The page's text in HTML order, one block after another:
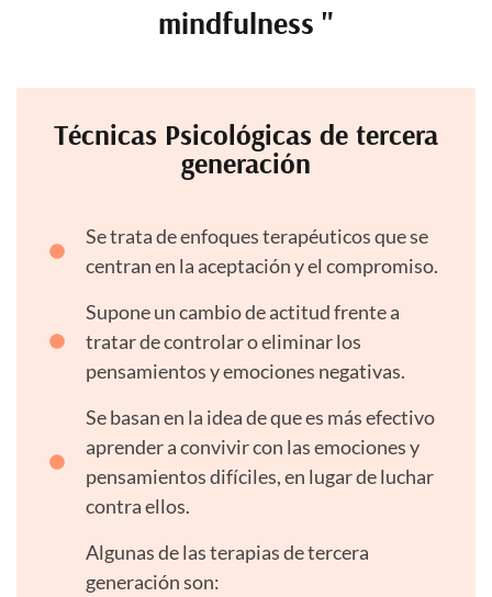
mindfulness "
Técnicas Psicológicas de tercera
generación
Se trata de enfoques terapéuticos que se
centran en la aceptación y el compromiso.
Supone un cambio de actitud frente a
tratar de controlar o eliminar los
pensamientos y emociones negativas.
Se basan en la idea de que es más efectivo
aprender a convivir con las emociones y
pensamientos difíciles, en lugar de luchar
contra ellos.
Algunas de las terapias de tercera
generación son: